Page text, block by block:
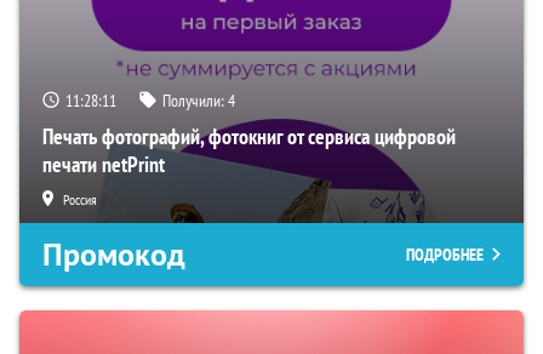
11:28:10 Получили:4
Печать фотографий, фотокниг от сервиса цифровой
печати netPrint
Россия
Промокод ПОДРОБНЕЕ